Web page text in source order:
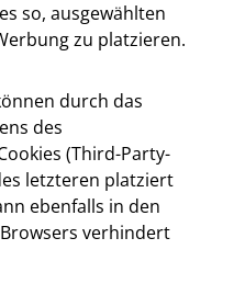
so, ausgewählten
zu platzieren.
durch das
des
(Third-Party-
letzteren platziert
ebenfalls in den
verhindert